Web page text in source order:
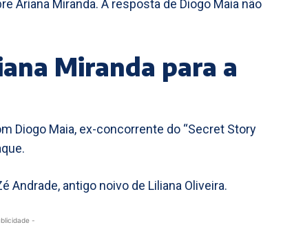
Ariana Miranda. A resposta de Diogo Maia não
Miranda para a
Diogo Maia, ex-concorrente do “Secret Story
Andrade, antigo noivo de Liliana Oliveira.
-